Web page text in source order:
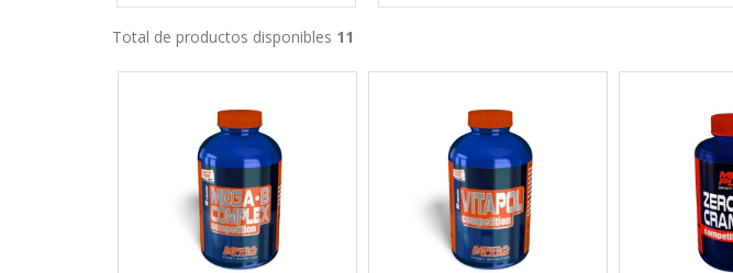
Total de productos disponibles 11